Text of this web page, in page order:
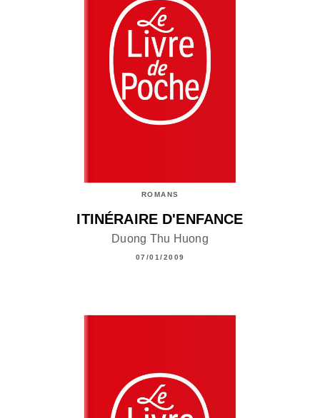
ROMANS
ITINÉRAIRE D'ENFANCE
Duong Thu Huong
07/01/2009